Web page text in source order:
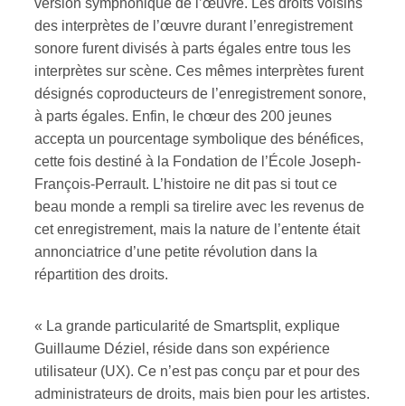
version symphonique de l’œuvre. Les droits voisins
des interprètes de l’œuvre durant l’enregistrement
sonore furent divisés à parts égales entre tous les
interprètes sur scène. Ces mêmes interprètes furent
désignés coproducteurs de l’enregistrement sonore,
à parts égales. Enfin, le chœur des 200 jeunes
accepta un pourcentage symbolique des bénéfices,
cette fois destiné à la Fondation de l’École Joseph-
François-Perrault. L’histoire ne dit pas si tout ce
beau monde a rempli sa tirelire avec les revenus de
cet enregistrement, mais la nature de l’entente était
annonciatrice d’une petite révolution dans la
répartition des droits.
« La grande particularité de Smartsplit, explique
Guillaume Déziel, réside dans son expérience
utilisateur (UX). Ce n’est pas conçu par et pour des
administrateurs de droits, mais bien pour les artistes.